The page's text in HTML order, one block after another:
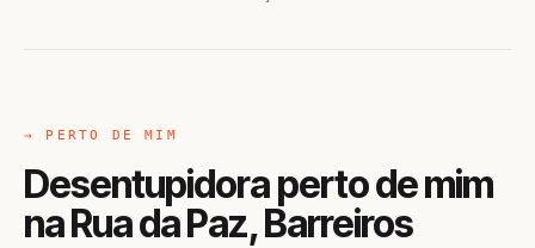
→ PERTO DE MIM
Desentupidora perto de mim
na Rua da Paz, Barreiros